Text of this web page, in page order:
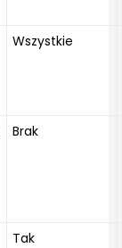
Wszystkie
Brak
Tak